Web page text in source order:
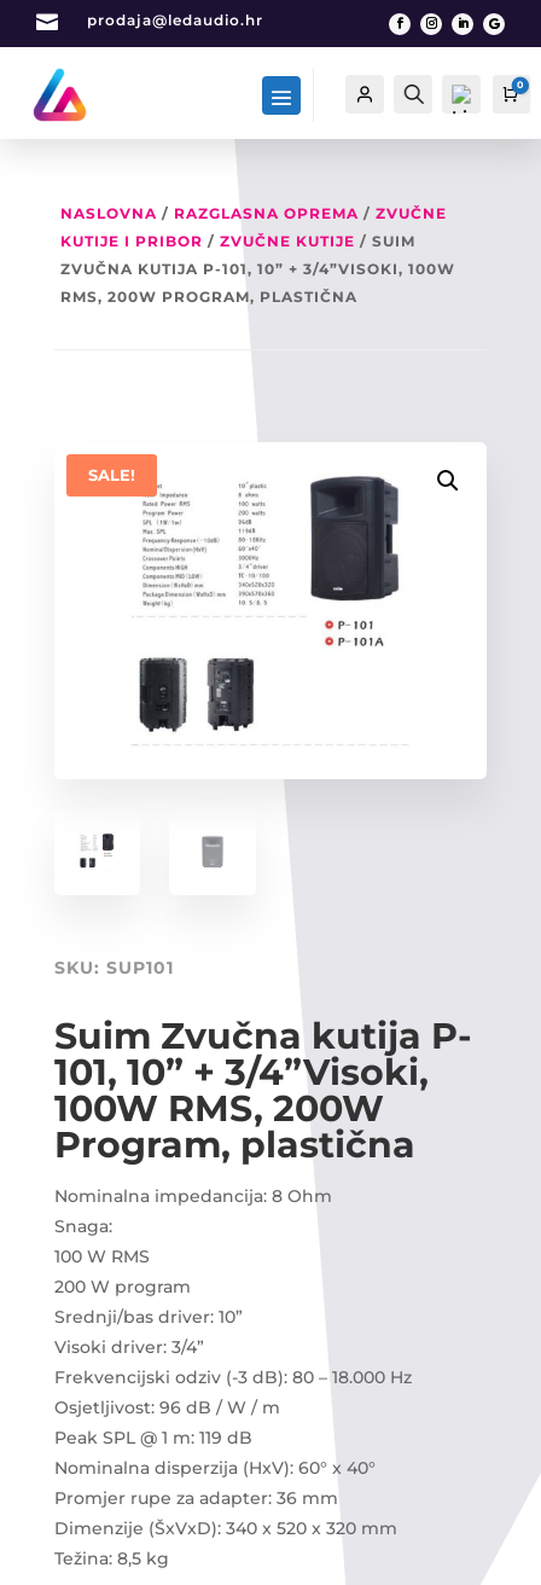
 prodaja@ledaudio.hr
Račun Traži
a
0
NASLOVNA/ RAZGLASNA OPREMA/ ZVUČNE
KUTIJE I PRIBOR / ZVUČNE KUTIJE / SUIM
ZVUČNA KUTIJA P-101, 10” + 3/4”VISOKI, 100W
RMS, 200W PROGRAM, PLASTIČNA
SKU: SUP101
Suim Zvučna kutija P-
101, 10” + 3/4”Visoki,
100W RMS, 200W
Program, plastična
Nominalna impedancija: 8 Ohm
Snaga:
100 W RMS
200 W program
Srednji/bas driver: 10”
Visoki driver: 3/4”
Frekvencijski odziv (-3 dB): 80 – 18.000 Hz
Osjetljivost: 96 dB / W / m
Peak SPL @ 1 m: 119 dB
Nominalna disperzija (HxV): 60° x 40°
Promjer rupe za adapter: 36 mm
Dimenzije (ŠxVxD): 340 x 520 x 320 mm
Težina: 8,5 kg
SALE!